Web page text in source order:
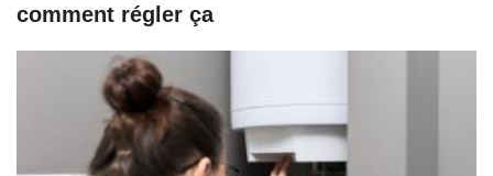
comment régler ça